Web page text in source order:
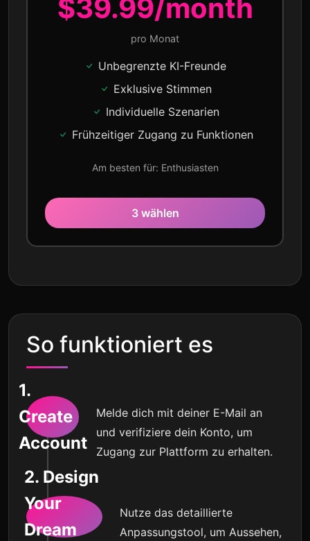
$39.99/month
pro Monat
Unbegrenzte KI-Freunde
Exklusive Stimmen
Individuelle Szenarien
Frühzeitiger Zugang zu Funktionen
Am besten für: Enthusiasten
3 wählen
So funktioniert es
1.
Create
Account
Melde dich mit deiner E-Mail an
und verifiziere dein Konto, um
Zugang zur Plattform zu erhalten.
2. Design
Your
Dream
Nutze das detaillierte
Anpassungstool, um Aussehen,